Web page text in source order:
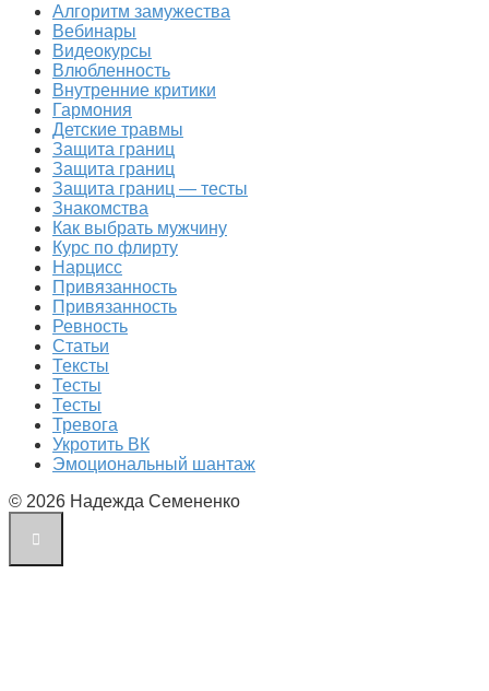
Алгоритм замужества
Вебинары
Видеокурсы
Влюбленность
Внутренние критики
Гармония
Детские травмы
Защита границ
Защита границ
Защита границ — тесты
Знакомства
Как выбрать мужчину
Курс по флирту
Нарцисс
Привязанность
Привязанность
Ревность
Статьи
Тексты
Тесты
Тесты
Тревога
Укротить ВК
Эмоциональный шантаж
© 2026 Надежда Семененко